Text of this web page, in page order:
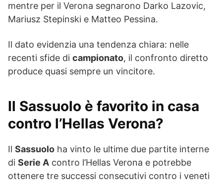
mentre per il Verona segnarono Darko Lazovic,
Mariusz Stepinski e Matteo Pessina.
Il dato evidenzia una tendenza chiara: nelle
recenti sfide di campionato, il confronto diretto
produce quasi sempre un vincitore.
Il Sassuolo è favorito in casa
contro l’Hellas Verona?
Il Sassuolo ha vinto le ultime due partite interne
di Serie A contro l’Hellas Verona e potrebbe
ottenere tre successi consecutivi contro i veneti